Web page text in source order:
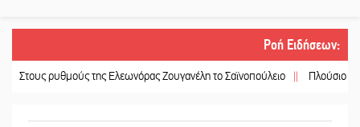
Ροή Ειδήσεων:
ρυθμούς της Ελεωνόρας Ζουγανέλη το Σαϊνοπούλειο || Πλούσιο